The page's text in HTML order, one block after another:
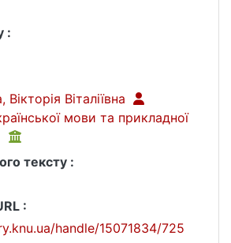
:
Віталіївна
мови та прикладної
тексту :
:
handle/15071834/725